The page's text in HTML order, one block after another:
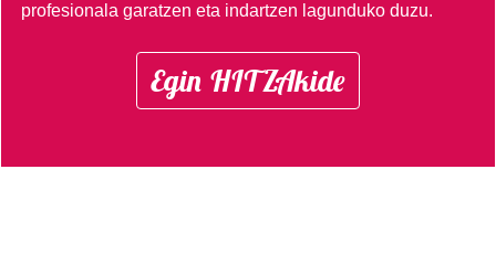
profesionala garatzen eta indartzen lagunduko duzu.
Egin HITZAkide